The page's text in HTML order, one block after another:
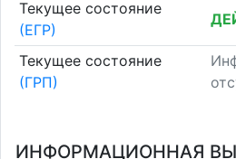
Текущее состояние
(ЕГР)
Текущее состояние
(ГРП)
ИНФОРМАЦИОННАЯ